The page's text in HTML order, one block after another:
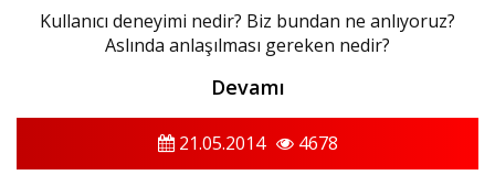
Kullanıcı deneyimi nedir? Biz bundan ne anlıyoruz?
Aslında anlaşılması gereken nedir?
Devamı
21.05.2014 4678